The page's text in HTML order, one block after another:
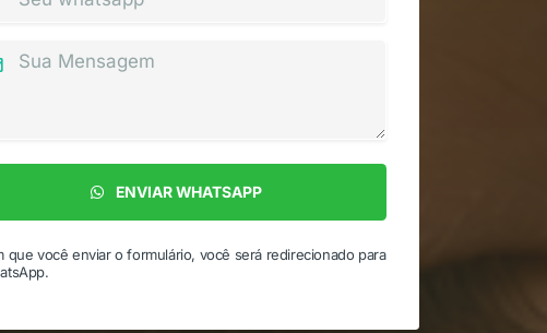
ENVIAR WHATSAPP
que você enviar o formulário, você será redirecionado para